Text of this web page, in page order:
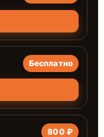
Бесплатно
800 ₽